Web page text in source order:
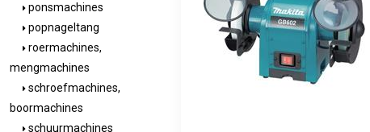
ponsmachines
popnageltang
roermachines,
mengmachines
schroefmachines,
boormachines
schuurmachines